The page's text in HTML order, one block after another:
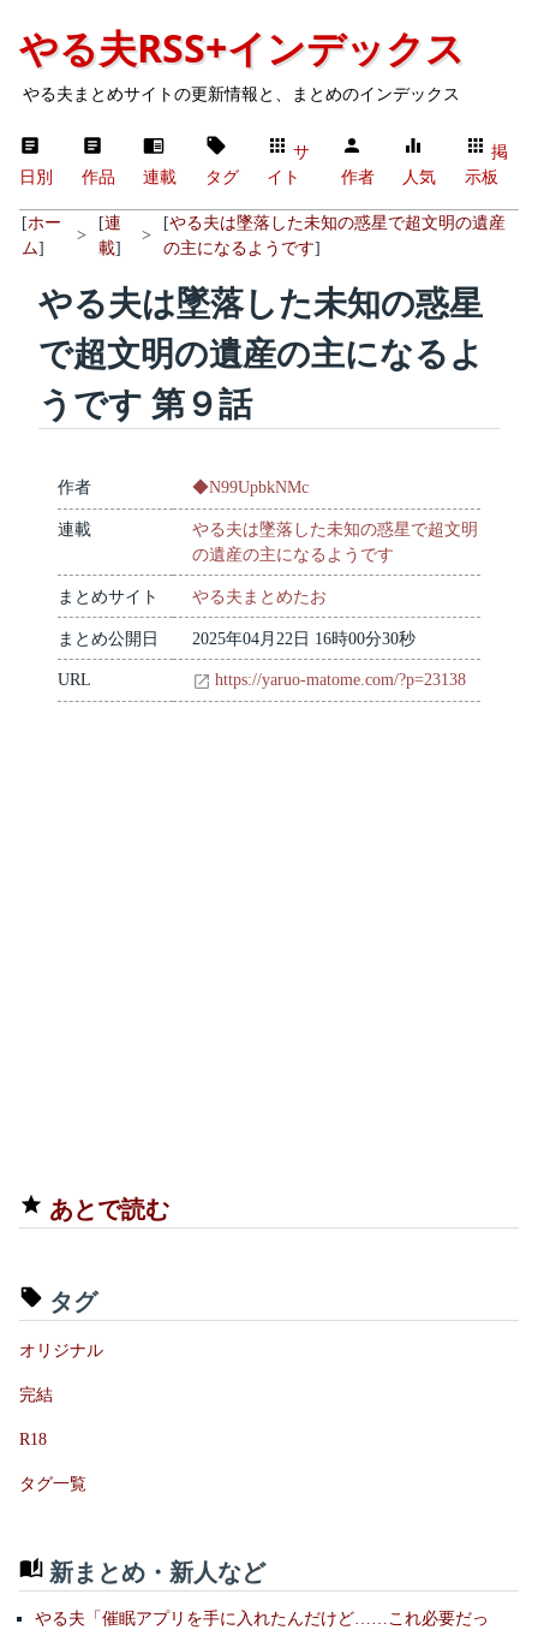
やる夫RSS+インデックス
やる夫まとめサイトの更新情報と、まとめのインデックス
日別 作品 連載 タグ
サ
イト
作者 人気
掲
示板
[ホー
ム]
>
[連
載]
>
[やる夫は墜落した未知の惑星で超文明の遺産
の主になるようです]
やる夫は墜落した未知の惑星
で超文明の遺産の主になるよ
うです 第９話
作者 ◆N99UpbkNMc
連載
やる夫は墜落した未知の惑星で超文明
の遺産の主になるようです
まとめサイト やる夫まとめたお
まとめ公開日 2025年04月22日 16時00分30秒
URL https://yaruo-matome.com/?p=23138
あとで読む
タグ
オリジナル
完結
R18
タグ一覧
新まとめ・新人など
やる夫「催眠アプリを手に入れたんだけど……これ必要だっ